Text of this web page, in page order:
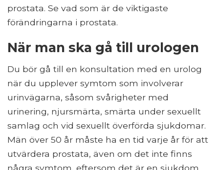
prostata. Se vad som är de viktigaste
förändringarna i prostata.
När man ska gå till urologen
Du bör gå till en konsultation med en urolog
när du upplever symtom som involverar
urinvägarna, såsom svårigheter med
urinering, njursmärta, smärta under sexuellt
samlag och vid sexuellt överförda sjukdomar.
Män över 50 år måste ha en tid varje år för att
utvärdera prostata, även om det inte finns
några symtom, eftersom det är en sjukdom